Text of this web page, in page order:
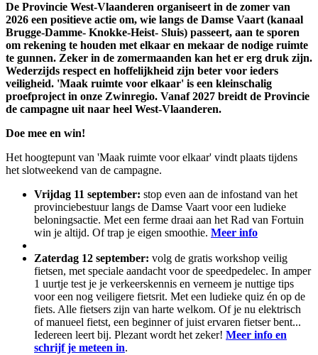
De Provincie West-Vlaanderen organiseert in de zomer van
2026 een positieve actie om, wie langs de Damse Vaart (kanaal
Brugge-Damme- Knokke-Heist- Sluis) passeert, aan te sporen
om rekening te houden met elkaar en mekaar de nodige ruimte
te gunnen. Zeker in de zomermaanden kan het er erg druk zijn.
Wederzijds respect en hoffelijkheid zijn beter voor ieders
veiligheid. 'Maak ruimte voor elkaar' is een kleinschalig
proefproject in onze Zwinregio. Vanaf 2027 breidt de Provincie
de campagne uit naar heel West-Vlaanderen.
Doe mee en win!
Het hoogtepunt van 'Maak ruimte voor elkaar' vindt plaats tijdens
het slotweekend van de campagne.
Vrijdag 11 september: stop even aan de infostand van het
provinciebestuur langs de Damse Vaart voor een ludieke
beloningsactie. Met een ferme draai aan het Rad van Fortuin
win je altijd. Of trap je eigen smoothie. Meer info
Zaterdag 12 september: volg de gratis workshop veilig
fietsen, met speciale aandacht voor de speedpedelec. In amper
1 uurtje test je je verkeerskennis en verneem je nuttige tips
voor een nog veiligere fietsrit. Met een ludieke quiz én op de
fiets. Alle fietsers zijn van harte welkom. Of je nu elektrisch
of manueel fietst, een beginner of juist ervaren fietser bent...
Iedereen leert bij. Plezant wordt het zeker! Meer info en
schrijf je meteen in.